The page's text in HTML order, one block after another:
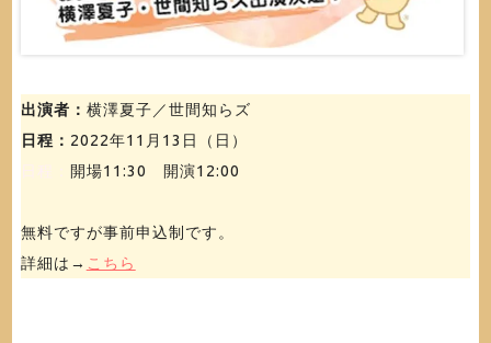
出演者： 横澤夏子／世間知らズ
日程： 2022年11月13日（日）
日程：
開場11:30 開演12:00
無料ですが事前申込制です。
詳細は→ こちら